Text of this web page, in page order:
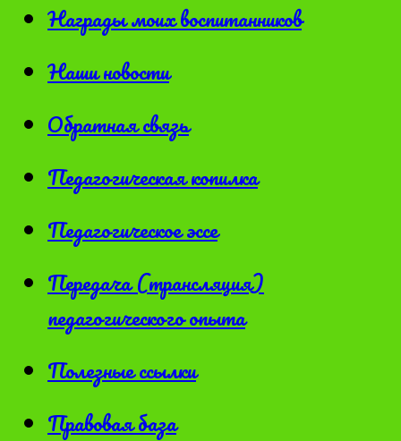
Награды моих воспитанников
Наши новости
Обратная связь
Педагогическая копилка
Педагогическое эссе
Передача (трансляция)
педагогического опыта
Полезные ссылки
Правовая база